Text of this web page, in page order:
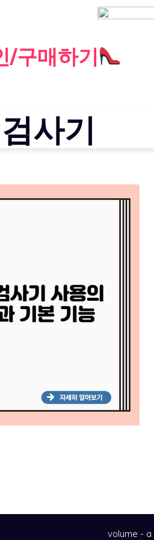
/구매하기
사기
volume - a